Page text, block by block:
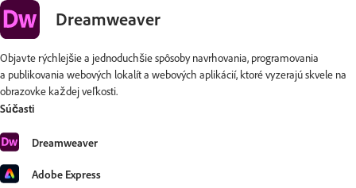
Dreamweaver
Objavte rýchlejšie a jednoduchšie spôsoby navrhovania, programovania
a publikovania webových lokalít a webových aplikácií, ktoré vyzerajú skvele na
obrazovke každej veľkosti.
Súčasti
Dreamweaver
Adobe Express